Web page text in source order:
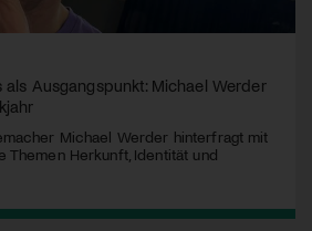
als Ausgangspunkt: Michael Werder
Michael Werder hinterfragt mit
Themen Herkunft, Identität und